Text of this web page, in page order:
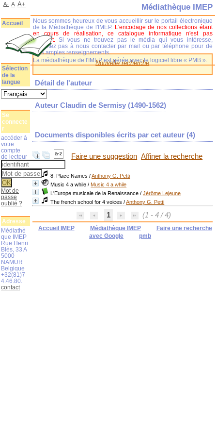
Nouvelle recherche
Détail de l'auteur
Auteur Claudin de Sermisy (1490-1562)
Documents disponibles écrits par cet auteur (4)
Faire une suggestion Affiner la recherche
8. Place Names /Anthony G. Petti
Music 4 a while /Music 4 a while
L'Europe musicale de la Renaissance /Jérôme Lejeune
The french school for 4 voices /Anthony G. Petti
1 (1 - 4 / 4)
Accueil IMEP Médiathèque IMEP
Faire une recherche
avec Google
pmb
Médiathèque IMEP
Nous sommes heureux de vous accueillir sur le portail électronique
de la Médiathèque de l'IMEP. L'encodage de nos collections étant
en cours de réalisation, ce catalogue informatique n'est pas
complet.
Si vous ne trouvez pas le média qui vous intéresse,
n'hésitez pas à nous contacter par mail ou par téléphone pour de
plus amples renseignements.
La médiathèque de l'IMEP est gérée avec le logiciel libre « PMB ».
A- A A+
Accueil
Sélection
de la
langue
Se
connecte
r
accéder à
votre
compte
de lecteur
Mot de
passe
oublié ?
Adresse
Médiathè
que IMEP
Rue Henri
Blès, 33 A
5000
NAMUR
Belgique
+32(81)7
4.46.80.
contact